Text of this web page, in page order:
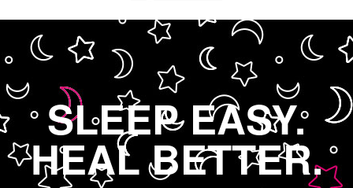
Leicht, hygienisch und vielseitig einsetzbar – perfekt für zu
Hause und unterwegs.
SLEEP EASY.
HEAL BETTER.